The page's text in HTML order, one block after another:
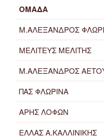
ΟΜΑΔΑ
Μ.ΑΛΕΞΑΝΔΡΟΣ
ΜΕΛΙΤΕΥΣ ΜΕΛΙΤΗΣ
Μ.ΑΛΕΞΑΝΔΡΟΣ
ΠΑΣ ΦΛΩΡΙΝΑ
ΑΡΗΣ ΛΟΦΩΝ
ΕΛΛΑΣ Α.ΚΑΛΛΙΝΙΚΗΣ